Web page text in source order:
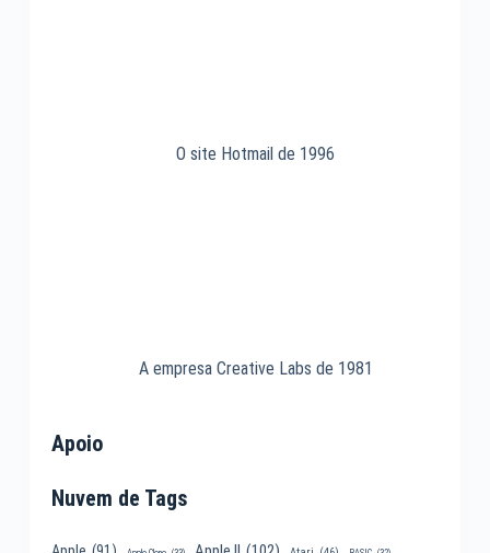
O site Hotmail de 1996
A empresa Creative Labs de 1981
Apoio
Nuvem de Tags